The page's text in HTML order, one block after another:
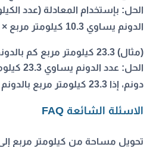
الحل:
الدونم يساوي 10.3 كيلومتر مربع × 1000 = 10300 دونم
(مثال) 23.3 كيلومتر مربع كم بالدونم ؟
الحل:
دونم، إذا 23.3 كيلومتر مربع بالدونم يساوي 23300
الاسئلة الشائعة FAQ
تحويل مساحة من كيلومتر مربع